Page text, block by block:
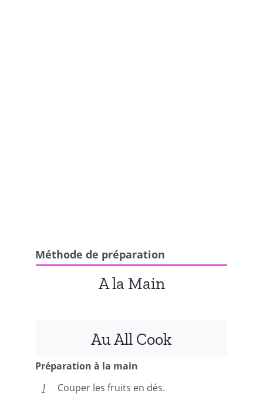
Méthode de préparation
A la Main
Au All Cook
Préparation à la main
Couper les fruits en dés.